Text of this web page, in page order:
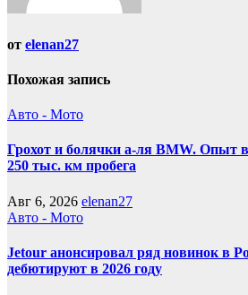
от elenan27
Похожая запись
Авто - Мото
Грохот и болячки а-ля BMW. Опыт
250 тыс. км пробега
Авг 6, 2026 elenan27
Авто - Мото
Jetour анонсировал ряд новинок в
дебютируют в 2026 году